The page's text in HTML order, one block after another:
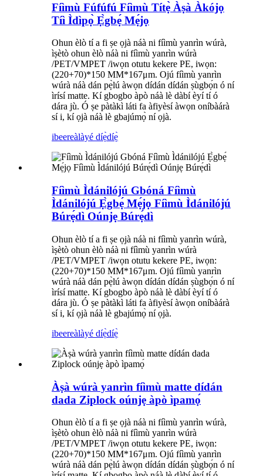
Fíìmù Fúfúfú Fíìmù Títẹ̀ Àṣà Àkójọ
Tíì Ìdìpọ̀ Ẹ̀gbẹ́ Mẹ́jọ
Ohun èlò tí a fi ṣe ọjà náà ni fíìmù yanrìn wúrà,
ìṣètò ohun èlò náà ni fíìmù yanrìn wúrà
/PET/VMPET /iwọn otutu kekere PE, iwọn:
(220+70)*150 MM*167μm. Ojú fíìmù yanrìn
wúrà náà dán pẹ̀lú àwọn dídán dídán ṣùgbọ́n ó ní
ìrísí matte. Kí gbogbo àpò náà lè dàbí èyí tí ó
dára jù. Ó ṣe pàtàkì láti fa àfiyèsí àwọn oníbàárà
sí i, kí ọjà náà lè gbajúmọ̀ ní ọjà.
ibeereàlàyé díẹ̀díẹ̀
Fíìmù Ìdánilójú Gbóná Fíìmù
Ìdánilójú Ẹ̀gbẹ́ Mẹ́jọ Fíìmù Ìdánilójú
Búrẹ́dì Oúnjẹ Búrẹ́dì
Ohun èlò tí a fi ṣe ọjà náà ni fíìmù yanrìn wúrà,
ìṣètò ohun èlò náà ni fíìmù yanrìn wúrà
/PET/VMPET /iwọn otutu kekere PE, iwọn:
(220+70)*150 MM*167μm. Ojú fíìmù yanrìn
wúrà náà dán pẹ̀lú àwọn dídán dídán ṣùgbọ́n ó ní
ìrísí matte. Kí gbogbo àpò náà lè dàbí èyí tí ó
dára jù. Ó ṣe pàtàkì láti fa àfiyèsí àwọn oníbàárà
sí i, kí ọjà náà lè gbajúmọ̀ ní ọjà.
ibeereàlàyé díẹ̀díẹ̀
Àṣà wúrà yanrìn fíìmù matte dídán
dada Ziplock oúnjẹ àpò ìpamọ́
Ohun èlò tí a fi ṣe ọjà náà ni fíìmù yanrìn wúrà,
ìṣètò ohun èlò náà ni fíìmù yanrìn wúrà
/PET/VMPET /iwọn otutu kekere PE, iwọn:
(220+70)*150 MM*167μm. Ojú fíìmù yanrìn
wúrà náà dán pẹ̀lú àwọn dídán dídán ṣùgbọ́n ó ní